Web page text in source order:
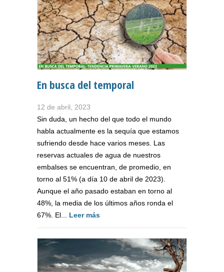
En busca del temporal
12 de abril, 2023
Sin duda, un hecho del que todo el mundo
habla actualmente es la sequía que estamos
sufriendo desde hace varios meses. Las
reservas actuales de agua de nuestros
embalses se encuentran, de promedio, en
torno al 51% (a día 10 de abril de 2023).
Aunque el año pasado estaban en torno al
48%, la media de los últimos años ronda el
67%. El... Leer más